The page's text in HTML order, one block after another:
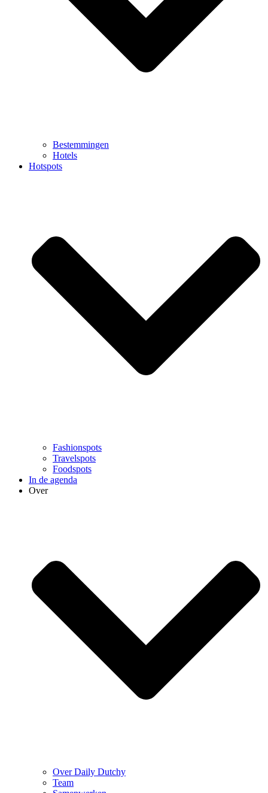
Bestemmingen
Hotels
Hotspots
Fashionspots
Travelspots
Foodspots
In de agenda
Over
Over Daily Dutchy
Team